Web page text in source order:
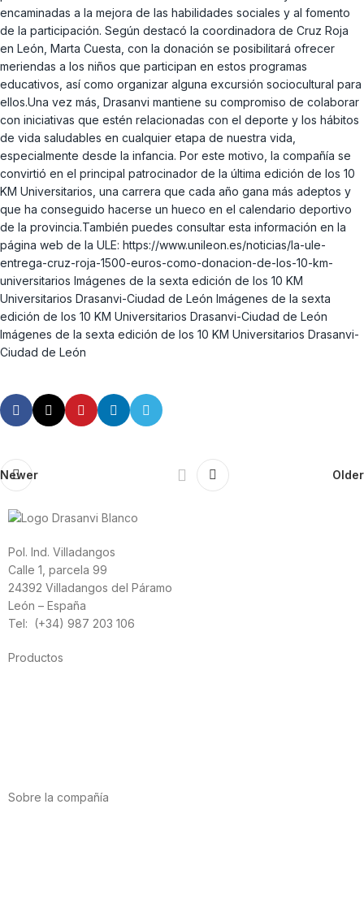
encaminadas a la mejora de las habilidades sociales y al fomento
de la participación. Según destacó la coordinadora de Cruz Roja
en León, Marta Cuesta, con la donación se posibilitará ofrecer
meriendas a los niños que participan en estos programas
educativos, así como organizar alguna excursión sociocultural para
ellos.Una vez más, Drasanvi mantiene su compromiso de colaborar
con iniciativas que estén relacionadas con el deporte y los hábitos
de vida saludables en cualquier etapa de nuestra vida,
especialmente desde la infancia. Por este motivo, la compañía se
convirtió en el principal patrocinador de la última edición de los 10
KM Universitarios, una carrera que cada año gana más adeptos y
que ha conseguido hacerse un hueco en el calendario deportivo
de la provincia.También puedes consultar esta información en la
página web de la ULE: https://www.unileon.es/noticias/la-ule-
entrega-cruz-roja-1500-euros-como-donacion-de-los-10-km-
universitarios Imágenes de la sexta edición de los 10 KM
Universitarios Drasanvi-Ciudad de León Imágenes de la sexta
edición de los 10 KM Universitarios Drasanvi-Ciudad de León
Imágenes de la sexta edición de los 10 KM Universitarios Drasanvi-
Ciudad de León
Newer Older
Pol. Ind. Villadangos
Calle 1, parcela 99
24392 Villadangos del Páramo
León – España
Tel: (+34) 987 203 106
Productos
Sobre la compañía